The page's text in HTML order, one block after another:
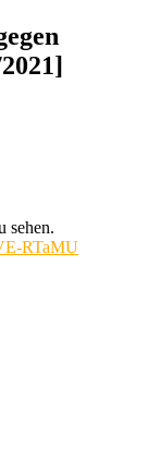
sehen.
RTaMU